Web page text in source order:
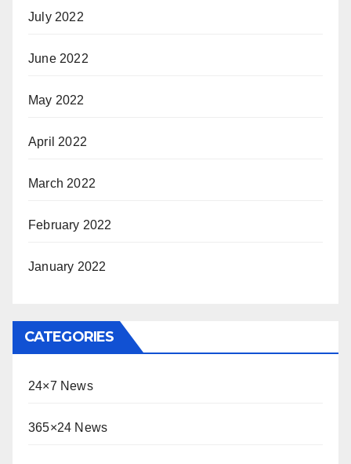
July 2022
June 2022
May 2022
April 2022
March 2022
February 2022
January 2022
CATEGORIES
24×7 News
365×24 News